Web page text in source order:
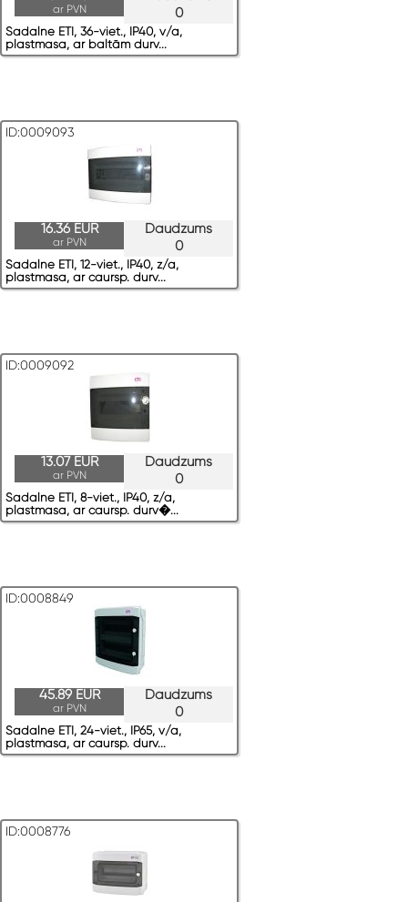
0
ar PVN
Sadalne ETI, 36-viet., IP40, v/a,
plastmasa, ar baltām durv...
ID:0009093
Daudzums
0
16.36 EUR
ar PVN
Sadalne ETI, 12-viet., IP40, z/a,
plastmasa, ar caursp. durv...
ID:0009092
Daudzums
0
13.07 EUR
ar PVN
Sadalne ETI, 8-viet., IP40, z/a,
plastmasa, ar caursp. durv�...
ID:0008849
Daudzums
0
45.89 EUR
ar PVN
Sadalne ETI, 24-viet., IP65, v/a,
plastmasa, ar caursp. durv...
ID:0008776